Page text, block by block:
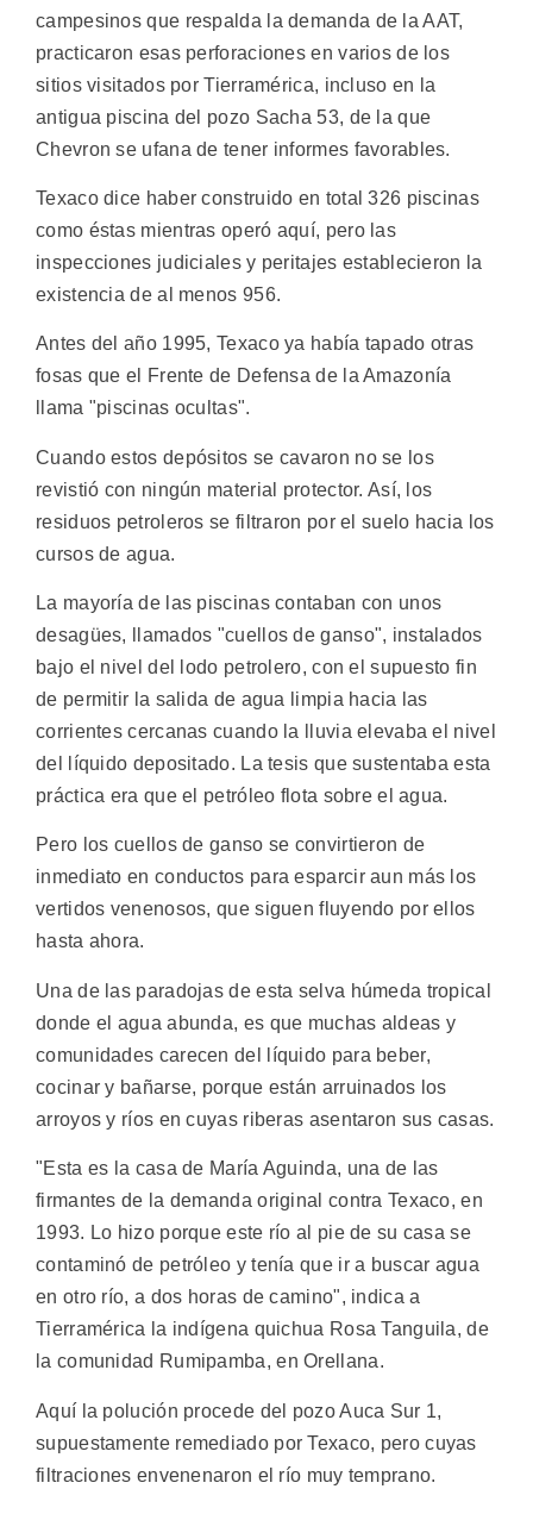
campesinos que respalda la demanda de la AAT,
practicaron esas perforaciones en varios de los
sitios visitados por Tierramérica, incluso en la
antigua piscina del pozo Sacha 53, de la que
Chevron se ufana de tener informes favorables.
Texaco dice haber construido en total 326 piscinas
como éstas mientras operó aquí, pero las
inspecciones judiciales y peritajes establecieron la
existencia de al menos 956.
Antes del año 1995, Texaco ya había tapado otras
fosas que el Frente de Defensa de la Amazonía
llama "piscinas ocultas".
Cuando estos depósitos se cavaron no se los
revistió con ningún material protector. Así, los
residuos petroleros se filtraron por el suelo hacia los
cursos de agua.
La mayoría de las piscinas contaban con unos
desagües, llamados "cuellos de ganso", instalados
bajo el nivel del lodo petrolero, con el supuesto fin
de permitir la salida de agua limpia hacia las
corrientes cercanas cuando la lluvia elevaba el nivel
del líquido depositado. La tesis que sustentaba esta
práctica era que el petróleo flota sobre el agua.
Pero los cuellos de ganso se convirtieron de
inmediato en conductos para esparcir aun más los
vertidos venenosos, que siguen fluyendo por ellos
hasta ahora.
Una de las paradojas de esta selva húmeda tropical
donde el agua abunda, es que muchas aldeas y
comunidades carecen del líquido para beber,
cocinar y bañarse, porque están arruinados los
arroyos y ríos en cuyas riberas asentaron sus casas.
"Esta es la casa de María Aguinda, una de las
firmantes de la demanda original contra Texaco, en
1993. Lo hizo porque este río al pie de su casa se
contaminó de petróleo y tenía que ir a buscar agua
en otro río, a dos horas de camino", indica a
Tierramérica la indígena quichua Rosa Tanguila, de
la comunidad Rumipamba, en Orellana.
Aquí la polución procede del pozo Auca Sur 1,
supuestamente remediado por Texaco, pero cuyas
filtraciones envenenaron el río muy temprano.